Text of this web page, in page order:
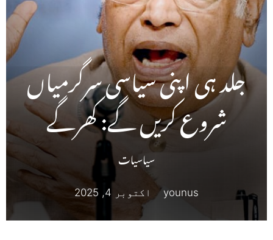
جلد ہی اپنی سیاسی سرگرمیاں
شروع کریں گے: کھرگے
سیاسیات
younus اکتوبر 4, 2025